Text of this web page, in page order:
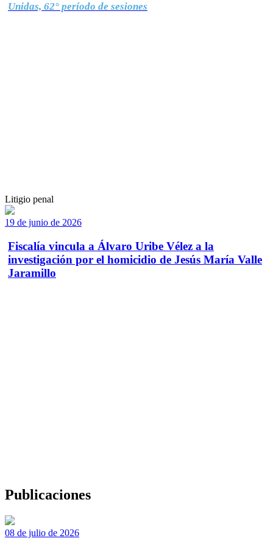
Unidas, 62° período de sesiones
Litigio penal
19 de junio de 2026
Fiscalía vincula a Álvaro Uribe Vélez a la
investigación por el homicidio de Jesús María Valle
Jaramillo
Publicaciones
08 de julio de 2026